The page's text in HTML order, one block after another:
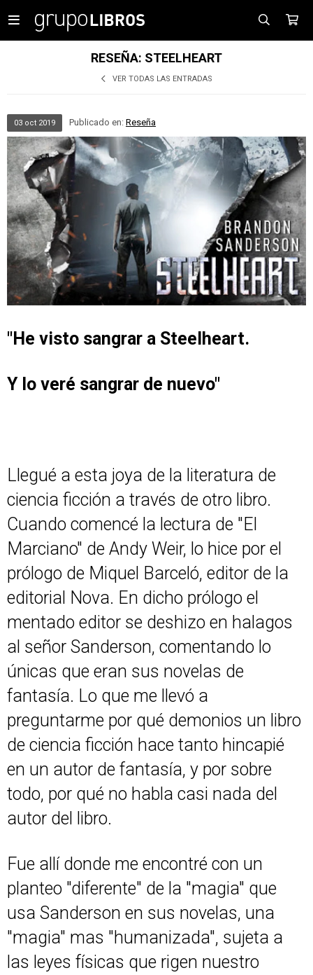

RESEÑA: STEELHEART
VER TODAS LAS ENTRADAS
03 oct 2019 Publicado en: Reseña
"He visto sangrar a Steelheart.
Y lo veré sangrar de nuevo"
Llegué a esta joya de la literatura de
ciencia ficción a través de otro libro.
Cuando comencé la lectura de "El
Marciano" de Andy Weir, lo hice por el
prólogo de Miquel Barceló, editor de la
editorial Nova. En dicho prólogo el
mentado editor se deshizo en halagos
al señor Sanderson, comentando lo
únicas que eran sus novelas de
fantasía. Lo que me llevó a
preguntarme por qué demonios un libro
de ciencia ficción hace tanto hincapié
en un autor de fantasía, y por sobre
todo, por qué no habla casi nada del
autor del libro.
Fue allí donde me encontré con un
planteo "diferente" de la "magia" que
usa Sanderson en sus novelas, una
"magia" mas "humanizada", sujeta a
las leyes físicas que rigen nuestro